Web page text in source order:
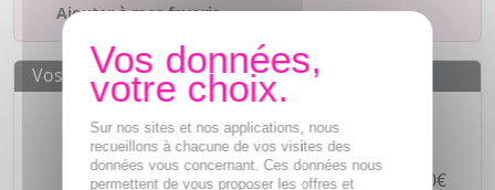
Ajouter à mes favoris
Vos avantages
Des prixIMBATTABLES
Paiement en ligneSÉCURISÉ
Paiement en4 fois sans fraisà partir de 30€
Sur nos sites et nos applications, nous
recueillons à chacune de vos visites des
données vous concernant. Ces données nous
permettent de vous proposer les offres et